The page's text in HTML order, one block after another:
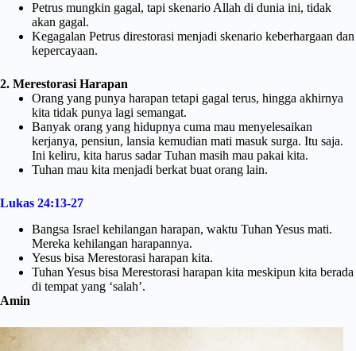
Petrus mungkin gagal, tapi skenario Allah di dunia ini, tidak
akan gagal.
Kegagalan Petrus direstorasi menjadi skenario keberhargaan dan
kepercayaan.
2. Merestorasi Harapan
Orang yang punya harapan tetapi gagal terus, hingga akhirnya
kita tidak punya lagi semangat.
Banyak orang yang hidupnya cuma mau menyelesaikan
kerjanya, pensiun, lansia kemudian mati masuk surga. Itu saja.
Ini keliru, kita harus sadar Tuhan masih mau pakai kita.
Tuhan mau kita menjadi berkat buat orang lain.
Lukas 24:13-27
Bangsa Israel kehilangan harapan, waktu Tuhan Yesus mati.
Mereka kehilangan harapannya.
Yesus bisa Merestorasi harapan kita.
Tuhan Yesus bisa Merestorasi harapan kita meskipun kita berada
di tempat yang ‘salah’.
Amin